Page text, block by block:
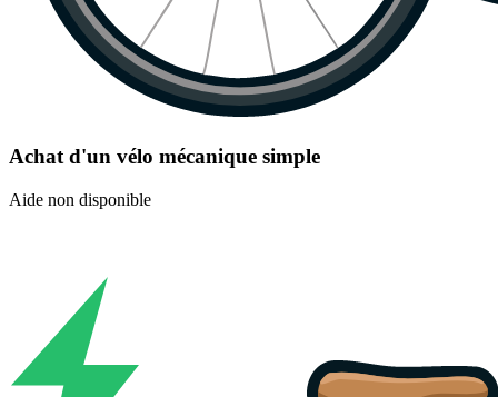
Achat d'un vélo mécanique simple
Aide non disponible